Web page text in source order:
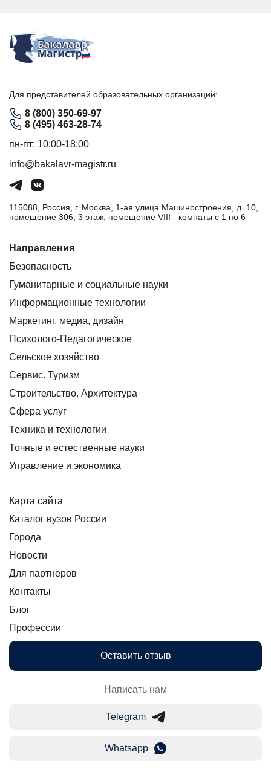
Для представителей образовательных организаций:
8 (800) 350-69-97
8 (495) 463-28-74
пн-пт: 10:00-18:00
info@bakalavr-magistr.ru
115088, Россия, г. Москва, 1-ая улица Машиностроения, д. 10,
помещение 306, 3 этаж, помещение VIII - комнаты с 1 по 6
Направления
Безопасность
Гуманитарные и социальные науки
Информационные технологии
Маркетинг, медиа, дизайн
Психолого-Педагогическое
Сельское хозяйство
Сервис. Туризм
Строительство. Архитектура
Сфера услуг
Техника и технологии
Точные и естественные науки
Управление и экономика
Карта сайта
Каталог вузов России
Города
Новости
Для партнеров
Контакты
Блог
Профессии
Оставить отзыв
Написать нам
Telegram
Whatsapp